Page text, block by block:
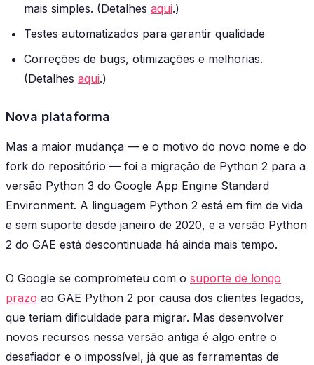
mais simples. (Detalhes aqui.)
Testes automatizados para garantir qualidade
Correções de bugs, otimizações e melhorias.
(Detalhes aqui.)
Nova plataforma
Mas a maior mudança — e o motivo do novo nome e do
fork do repositório — foi a migração de Python 2 para a
versão Python 3 do Google App Engine Standard
Environment. A linguagem Python 2 está em fim de vida
e sem suporte desde janeiro de 2020, e a versão Python
2 do GAE está descontinuada há ainda mais tempo.
O Google se comprometeu com o suporte de longo
prazo ao GAE Python 2 por causa dos clientes legados,
que teriam dificuldade para migrar. Mas desenvolver
novos recursos nessa versão antiga é algo entre o
desafiador e o impossível, já que as ferramentas de